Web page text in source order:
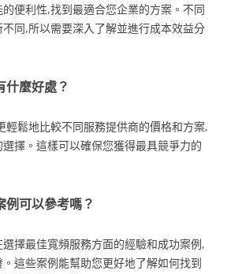
便利性,找到最適合您企業的方案。不同
同,所以需要深入了解並進行成本效益分
什麼好處？
輕鬆地比較不同服務提供商的價格和方案,
擇。這樣可以確保您獲得最具競爭力的
例可以參考嗎？
擇最佳寬頻服務方面的經驗和成功案例,
這些案例能幫助您更好地了解如何找到